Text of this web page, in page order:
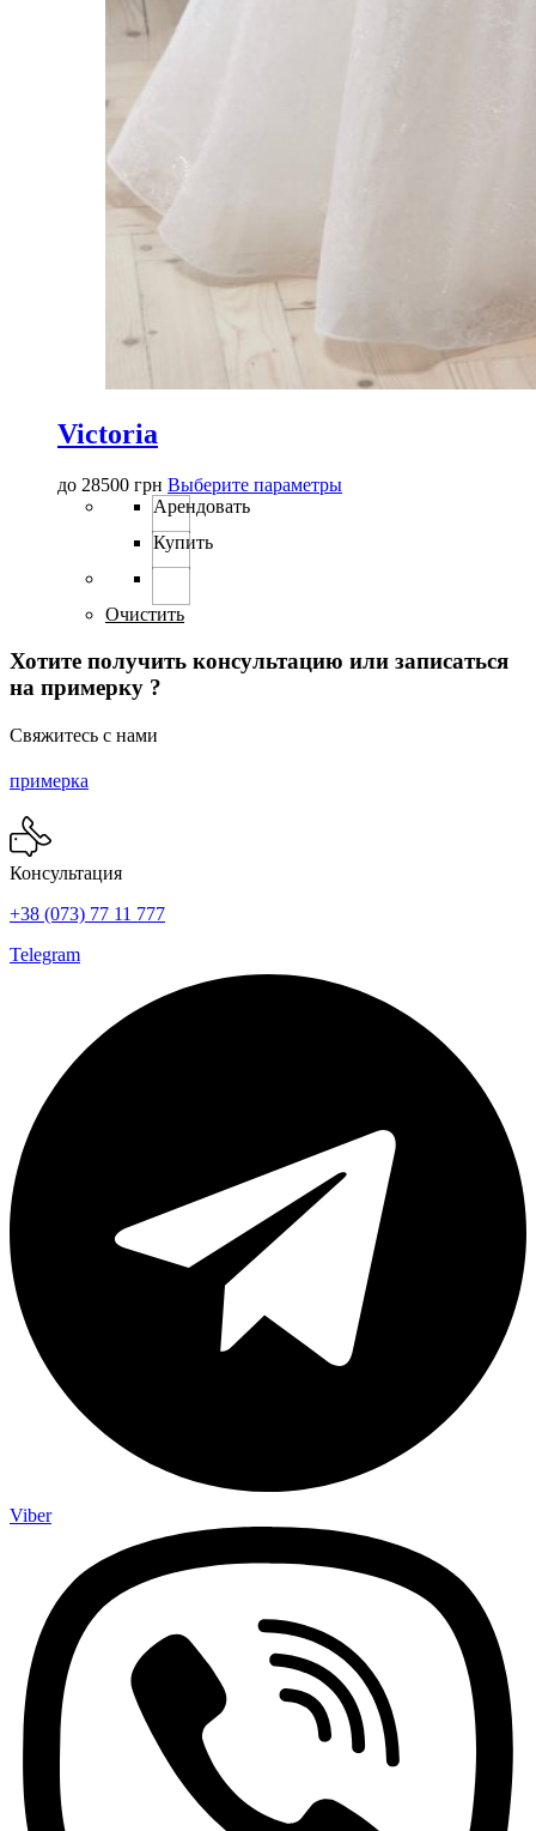
Victoria
до 28500 грн Выберите параметрыЭтот
на
Арендовать
Купить
Очистить
Хотите получить консультацию или записаться
на примерку ?
Свяжитесь с нами
примерка
Консультация
+38 (073) 77 11 777
Telegram
Viber